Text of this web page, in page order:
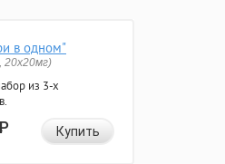
в одном"
20x20мг)
из 3-х
Р Купить